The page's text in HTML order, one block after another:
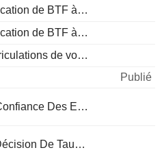
Adjudication de BTF à 6 mois
Adjudication de BTF à 3 mois
Immatriculations de voitures neuves (annuelles)
Publié
NAB Confiance Des Entreprises
RBA Décision De Taux D'Intérêt